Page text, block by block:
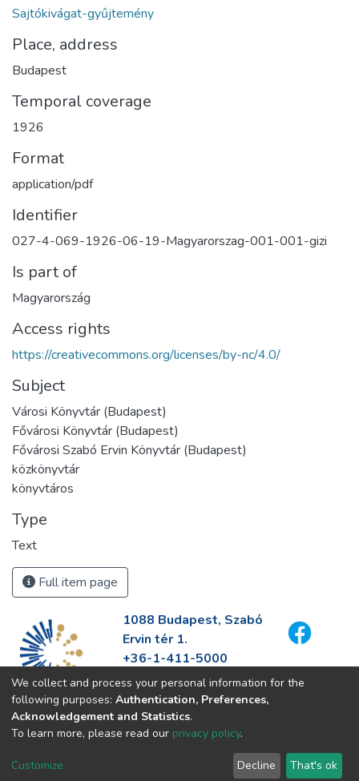
Sajtókivágat-gyűjtemény
Place, address
Budapest
Temporal coverage
1926
Format
application/pdf
Identifier
027-4-069-1926-06-19-Magyarorszag-001-001-gizi
Is part of
Magyarország
Access rights
https://creativecommons.org/licenses/by-nc/4.0/
Subject
Városi Könyvtár (Budapest)
Fővárosi Könyvtár (Budapest)
Fővárosi Szabó Ervin Könyvtár (Budapest)
közkönyvtár
könyvtáros
Type
Text
Full item page
1088 Budapest, Szabó
Ervin tér 1.
+36-1-411-5000
info@fszek.hu
https://fszek.hu
We collect and process your personal information for the
following purposes: Authentication, Preferences,
Acknowledgement and Statistics.
To learn more, please read our privacy policy.
Customize Decline That's ok